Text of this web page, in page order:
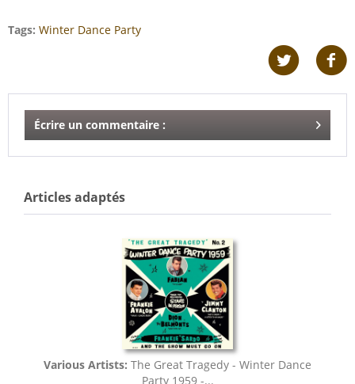
Tags: Winter Dance Party
Écrire un commentaire :
Articles adaptés
Various Artists: The Great Tragedy - Winter Dance
Party 1959 -...